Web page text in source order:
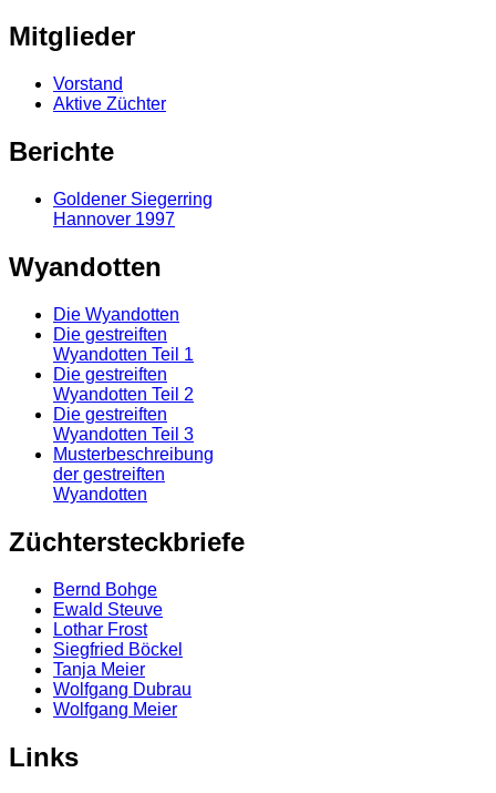
Mitglieder
Vorstand
Aktive Züchter
Berichte
Goldener Siegerring
Hannover 1997
Wyandotten
Die Wyandotten
Die gestreiften
Wyandotten Teil 1
Die gestreiften
Wyandotten Teil 2
Die gestreiften
Wyandotten Teil 3
Musterbeschreibung
der gestreiften
Wyandotten
Züchtersteckbriefe
Bernd Bohge
Ewald Steuve
Lothar Frost
Siegfried Böckel
Tanja Meier
Wolfgang Dubrau
Wolfgang Meier
Links